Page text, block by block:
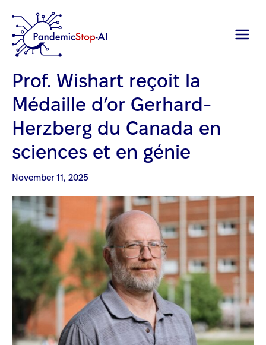
Prof. Wishart reçoit la
Médaille d’or Gerhard-
Herzberg du Canada en
sciences et en génie
Posted on
November 11, 2025